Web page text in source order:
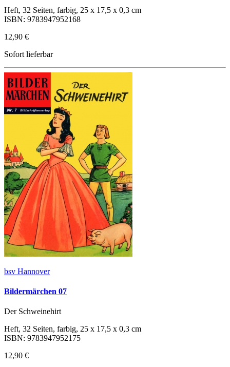
Heft, 32 Seiten, farbig, 25 x 17,5 x 0,3 cm
ISBN: 9783947952168
12,90 €
Sofort lieferbar
bsv Hannover
Bildermärchen 07
Der Schweinehirt
Heft, 32 Seiten, farbig, 25 x 17,5 x 0,3 cm
ISBN: 9783947952175
12,90 €